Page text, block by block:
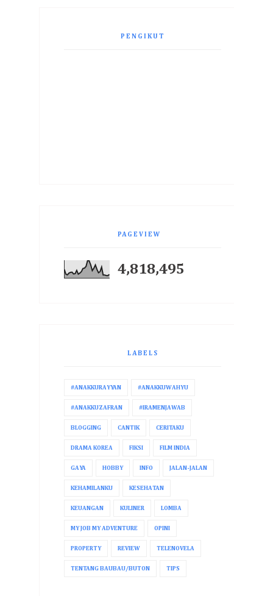
PENGIKUT
PAGEVIEW
4,818,495
LABELS
#ANAKKURAYYAN #ANAKKUWAHYU
#ANAKKUZAFRAN #IRAMENJAWAB
BLOGGING CANTIK CERITAKU
DRAMA KOREA FIKSI FILM INDIA
GAYA HOBBY INFO JALAN-JALAN
KEHAMILANKU KESEHATAN
KEUANGAN KULINER LOMBA
MY JOB MY ADVENTURE OPINI
PROPERTY REVIEW TELENOVELA
TENTANG BAUBAU/BUTON TIPS